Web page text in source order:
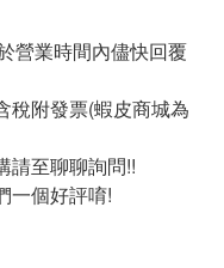
營業時間內儘快回覆
稅附發票(蝦皮商城為
請至聊聊詢問!!
一個好評唷!